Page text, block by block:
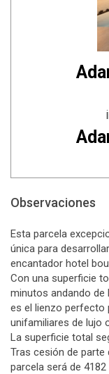
Observaciones
Esta parcela
única para
encantador hotel
Con una superficie
minutos andando de
es el lienzo perfecto
unifamiliares de lujo
La superficie total
Tras cesión de parte
parcela será de 4182